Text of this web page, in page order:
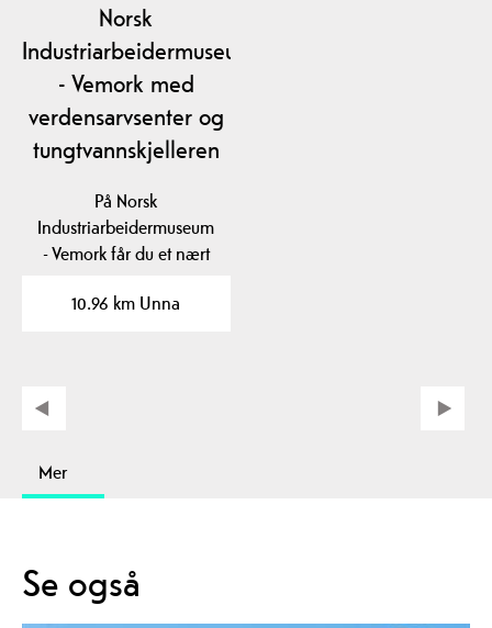
Norsk
Industriarbeidermuseum
- Vemork med
verdensarvsenter og
tungtvannskjelleren
På Norsk
Industriarbeidermuseum
- Vemork får du et nært
og…
10.96 km Unna
Mer
Se også